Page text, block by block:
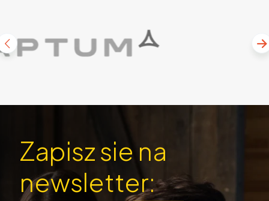
Zapisz sie na
newsletter: